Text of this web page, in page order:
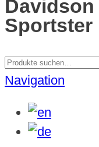
Sportster
Suche
nach:
Navigation